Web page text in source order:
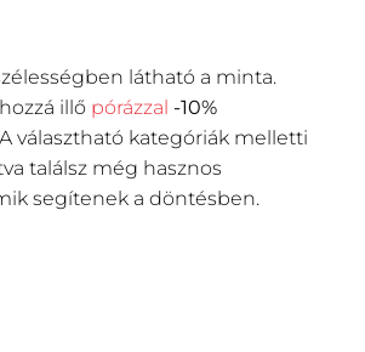
látható a minta.
illő pórázzal -10%
A választható kategóriák melletti
találsz még hasznos
segítenek a döntésben.